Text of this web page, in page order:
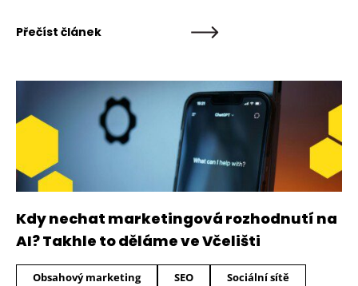
Přečíst článek
Kdy nechat marketingová rozhodnutí na
AI? Takhle to děláme ve Včelišti
Obsahový marketing SEO
Sociální sítě